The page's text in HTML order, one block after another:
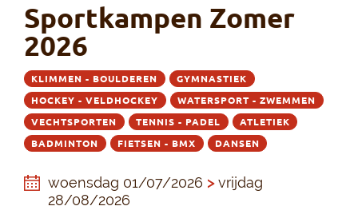
Sportkampen Zomer
2026
KLIMMEN - BOULDEREN GYMNASTIEK
HOCKEY - VELDHOCKEY WATERSPORT - ZWEMMEN
VECHTSPORTEN TENNIS - PADEL ATLETIEK
BADMINTON FIETSEN - BMX DANSEN
woensdag 01/07/2026 >vrijdag
28/08/2026